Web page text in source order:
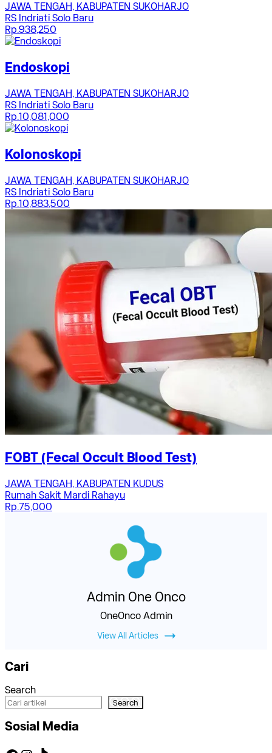
JAWA TENGAH, KABUPATEN SUKOHARJO
RS Indriati Solo Baru
Rp.938,250
Endoskopi
JAWA TENGAH, KABUPATEN SUKOHARJO
RS Indriati Solo Baru
Rp.10,081,000
Kolonoskopi
JAWA TENGAH, KABUPATEN SUKOHARJO
RS Indriati Solo Baru
Rp.10,883,500
FOBT (Fecal Occult Blood Test)
JAWA TENGAH, KABUPATEN KUDUS
Rumah Sakit Mardi Rahayu
Rp.75,000
Admin One Onco
OneOnco Admin
View All Articles
Cari
Search
Search
Sosial Media